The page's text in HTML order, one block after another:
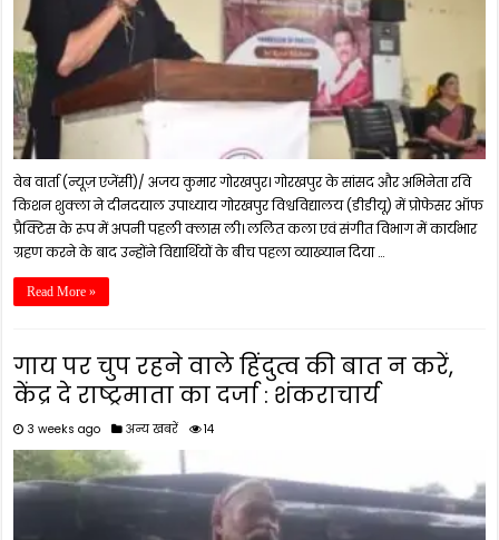
वेब वार्ता (न्यूज़ एजेंसी)/ अजय कुमार गोरखपुर। गोरखपुर के सांसद और अभिनेता रवि
किशन शुक्ला ने दीनदयाल उपाध्याय गोरखपुर विश्वविद्यालय (डीडीयू) में प्रोफेसर ऑफ
प्रैक्टिस के रूप में अपनी पहली क्लास ली। ललित कला एवं संगीत विभाग में कार्यभार
ग्रहण करने के बाद उन्होंने विद्यार्थियों के बीच पहला व्याख्यान दिया …
Read More »
गाय पर चुप रहने वाले हिंदुत्व की बात न करें,
केंद्र दे राष्ट्रमाता का दर्जा : शंकराचार्य
3 weeks ago अन्य खबरें 14